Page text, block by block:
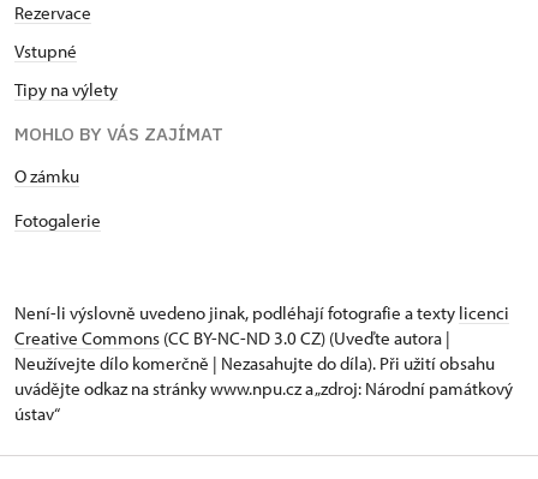
Rezervace
Vstupné
Tipy na výlety
MOHLO BY VÁS ZAJÍMAT
O zámku
Fotogalerie
Není-li výslovně uvedeno jinak, podléhají fotografie a texty licenci
Creative Commons (CC BY-NC-ND 3.0 CZ) (Uveďte autora |
Neužívejte dílo komerčně | Nezasahujte do díla). Při užití obsahu
uvádějte odkaz na stránky www.npu.cz a „zdroj: Národní památkový
ústav“